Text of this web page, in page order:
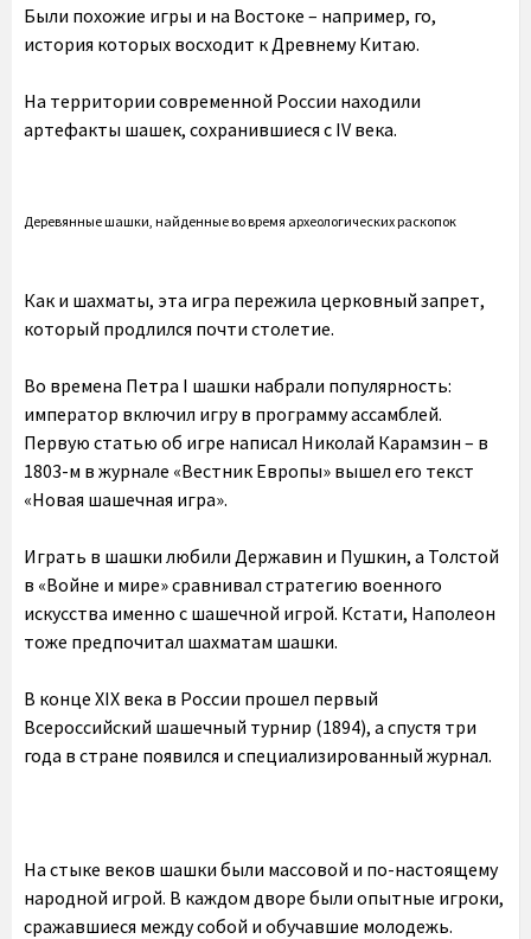
Были похожие игры и на Востоке – например, го,
история которых восходит к Древнему Китаю.
На территории современной России находили
артефакты шашек, сохранившиеся с IV века.
Деревянные шашки, найденные во время археологических раскопок
Как и шахматы, эта игра пережила церковный запрет,
который продлился почти столетие.
Во времена Петра I шашки набрали популярность:
император включил игру в программу ассамблей.
Первую статью об игре написал Николай Карамзин – в
1803-м в журнале «Вестник Европы» вышел его текст
«Новая шашечная игра».
Играть в шашки любили Державин и Пушкин, а Толстой
в «Войне и мире» сравнивал стратегию военного
искусства именно с шашечной игрой. Кстати, Наполеон
тоже предпочитал шахматам шашки.
В конце XIX века в России прошел первый
Всероссийский шашечный турнир (1894), а спустя три
года в стране появился и специализированный журнал.
На стыке веков шашки были массовой и по-настоящему
народной игрой. В каждом дворе были опытные игроки,
сражавшиеся между собой и обучавшие молодежь.